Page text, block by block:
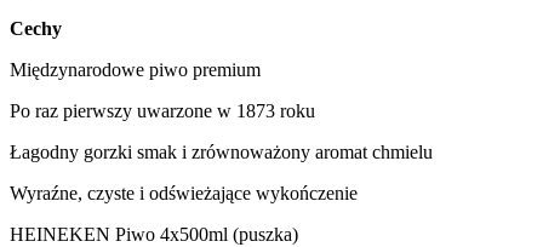
Cechy
Międzynarodowe piwo premium
Po raz pierwszy uwarzone w 1873 roku
Łagodny gorzki smak i zrównoważony aromat chmielu
Wyraźne, czyste i odświeżające wykończenie
HEINEKEN Piwo 4x500ml (puszka)